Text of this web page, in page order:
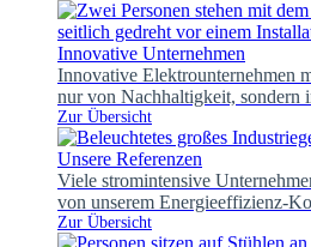
Innovative Unternehmen
Innovative Elektrounternehmen
nur von Nachhaltigkeit, sondern
Zur Übersicht
Unsere Referenzen
Viele stromintensive
von unserem Energieeffizienz-
Zur Übersicht